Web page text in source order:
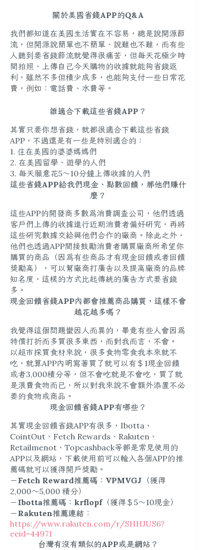
關於美國省錢APP的Q&A
我們都知道在美國生活實在不容易，總是說開源節
流，但開源說簡單也不簡單、說難也不難，而有些
人聽到要省錢節流就覺得很痛苦，但每天花極少時
間拍照、上傳自己今天購物的收據就能夠省錢返
利，雖然不多但積少成多，也能夠支付一些日常花
費，例如：電話費、水費等。
誰適合下載這些省錢APP？
其實只要你想省錢，就都很適合下載這些省錢
APP，不過還是有一些是特別適合的：
1. 住在美國的婆婆媽媽們
2. 在美國留學、遊學的人們
3. 每天願意花5～10分鐘上傳收據的人們
這些省錢APP給我們現金、點數回饋，那他們賺什
麼？
這些APP的開發商多數為消費調查公司，他們透過
客戶們上傳的收據進行近期消費者偏好研究，再將
這些研究數據交給與他們合作的廠商。除此之外，
他們也透過APP間接鼓勵消費者購買廠商所希望你
購買的商品（因為有些商品才有現金回饋或者回饋
獎勵高），可以幫廠商打廣告以及提高廠商的品牌
知名度，這樣的方式比起傳統的廣告方式要省錢
多。
現金回饋省錢APP內都會推薦商品購買，這樣不會
越花越多嗎？
我覺得這個問題蠻因人而異的，畢竟有些人會因為
特價打折而多買很多東西，而對我而言，不會。
以超市採買食材來說，很多食物零食我本來就不
吃，就算APP內明寫著買了就可以有＄1現金回饋
或者3,000積分等，但不會吃就是不會吃，買了就
是浪費食物而已，所以對我來說不會額外添置不必
要的食物或商品。
現金回饋省錢APP有哪些？
其實現金回饋省錢APP有很多，Ibotta、
CointOut、Fetch Rewards、Rakuten、
Retailmenot、Topcashback等都是常見使用的
APP以及網站，下載使用前可以輸入各個APP的推
薦碼就可以獲得開戶獎勵。
－ Fetch Reward推薦碼：VPMVGJ （獲得
2,000～5,000 積分）
－ Ibotta推薦碼：krflopf（獲得＄5～10現金）
－ Rakuten推薦連結 ：
https://www.rakuten.com/r/SHHJUS6?
eeid=44971
台灣有沒有類似的APP或是網站？